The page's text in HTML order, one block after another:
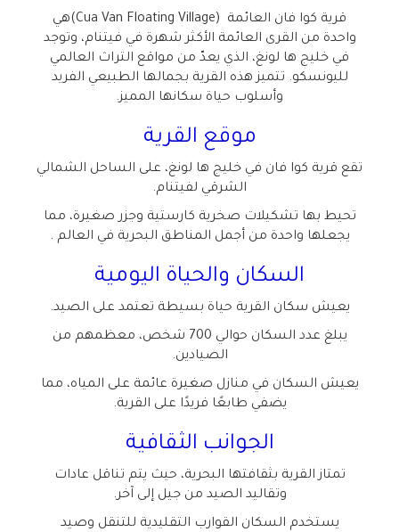
قرية كوا فان العائمة (Cua Van Floating Village)هي
واحدة من القرى العائمة الأكثر شهرة في فيتنام، وتوجد
في خليج ها لونغ، الذي يعدّ من مواقع التراث العالمي
لليونسكو. تتميز هذه القرية بجمالها الطبيعي الفريد
وأسلوب حياة سكانها المميز.
موقع القرية
تقع قرية كوا فان في خليج ها لونغ، على الساحل الشمالي
الشرقي لفيتنام.
تحيط بها تشكيلات صخرية كارستية وجزر صغيرة، مما
يجعلها واحدة من أجمل المناطق البحرية في العالم .
السكان والحياة اليومية
يعيش سكان القرية حياة بسيطة تعتمد على الصيد.
يبلغ عدد السكان حوالي 700 شخص، معظمهم من
الصيادين.
يعيش السكان في منازل صغيرة عائمة على المياه، مما
يضفي طابعًا فريدًا على القرية.
الجوانب الثقافية
تمتاز القرية بثقافتها البحرية، حيث يتم تناقل عادات
وتقاليد الصيد من جيل إلى آخر.
يستخدم السكان القوارب التقليدية للتنقل وصيد